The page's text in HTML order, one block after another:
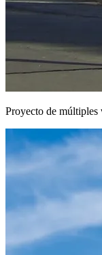
Proyecto de